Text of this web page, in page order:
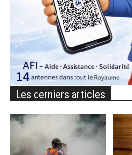
Les derniers articles